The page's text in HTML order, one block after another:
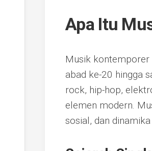
Apa Itu
Musik kontemporer
abad ke-20 hingga
rock, hip-hop,
elemen modern.
sosial, dan